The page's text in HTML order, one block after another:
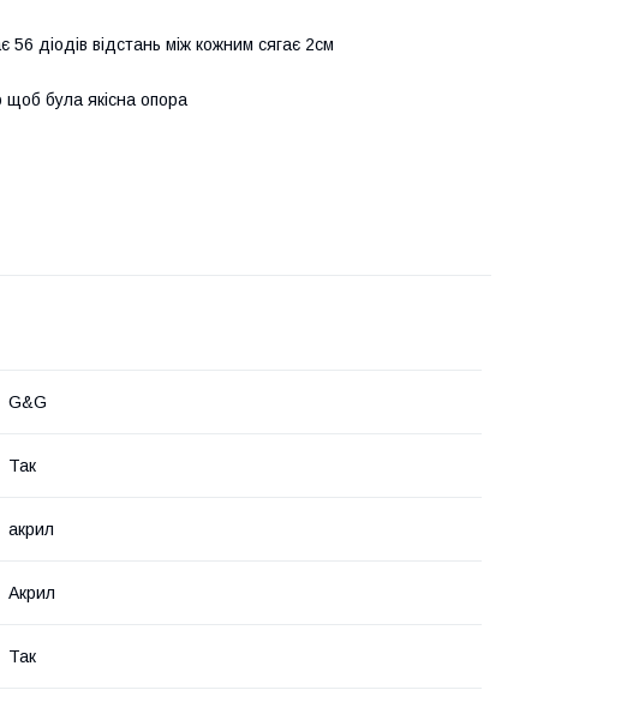
56 діодів відстань між кожним сягає 2см
щоб була якісна опора
G&G
Так
акрил
Акрил
Так